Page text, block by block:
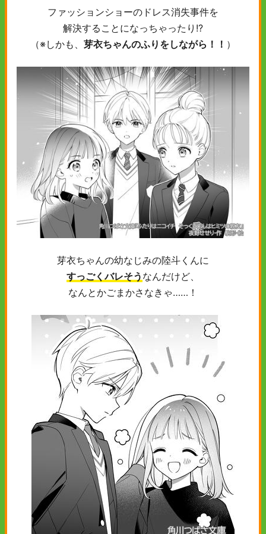
ファッションショーのドレス消失事件を
解決することになっちゃったり!?
（※しかも、 芽衣ちゃんのふりをしながら！！ ）
芽衣ちゃんの幼なじみの陸斗くんに
すっごくバレそう なんだけど、
なんとかごまかさなきゃ……！